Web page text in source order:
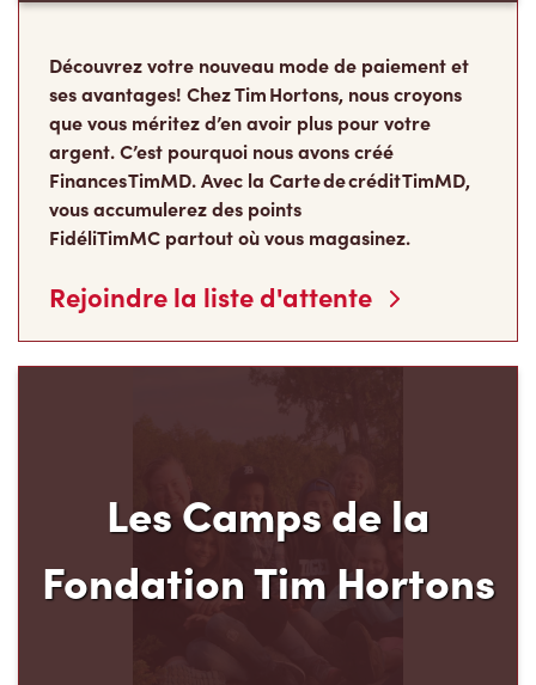
Découvrez votre nouveau mode de paiement et
ses avantages! Chez Tim Hortons, nous croyons
que vous méritez d’en avoir plus pour votre
argent. C’est pourquoi nous avons créé
Finances TimMD. Avec la Carte de crédit TimMD,
vous accumulerez des points
FidéliTimMC partout où vous magasinez.
Rejoindre la liste d'attente
Les Camps de la
Fondation Tim Hortons